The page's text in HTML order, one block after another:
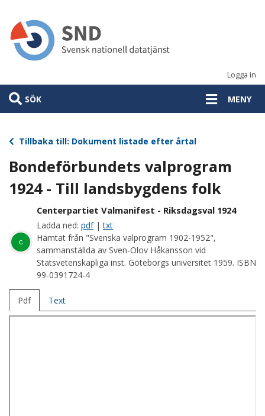
huvudinnehåll
Logga in
SÖK MENY
Tillbaka till: Dokument listade efter årtal
Bondeförbundets valprogram
1924 - Till landsbygdens folk
c
Centerpartiet Valmanifest - Riksdagsval 1924
Ladda ned: pdf|txt
Hämtat från "Svenska valprogram 1902-1952",
sammanställda av Sven-Olov Håkansson vid
Statsvetenskapliga inst. Göteborgs universitet 1959. ISBN
99-0391724-4
Pdf Text